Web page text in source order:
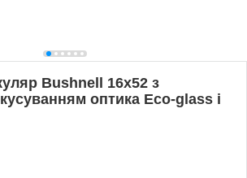
Bushnell 16x52 з
оптика Eco-glass і